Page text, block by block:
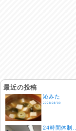
最近の投稿
沁みた
2026/08/09
24時間体制…